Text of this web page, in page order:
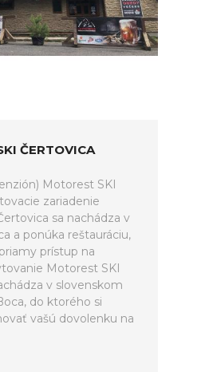
ČERTOVICA
Motorest SKI
zariadenie
sa nachádza v
a ponúka reštauráciu,
prístup na
Motorest SKI
v slovenskom
do ktorého si
vašú dovolenku na